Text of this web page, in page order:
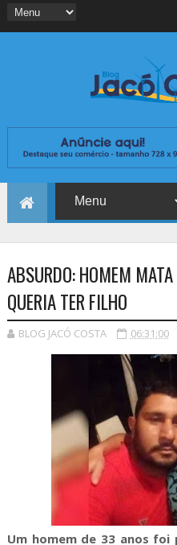
ABSURDO: HOMEM
QUERIA TER FILHO
BLOG JACÓ COSTA 06:31:00
Um homem de 33 anos